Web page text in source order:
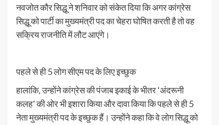
नवजोत कौर सिद्धू ने शनिवार को संकेत दिया कि अगर कांग्रेस
सिद्धू को पार्टी का मुख्यमंत्री पद का चेहरा घोषित करती है तो वह
सक्रिय राजनीति में लौट आएंगे।
पहले से ही 5 लोग सीएम पद के लिए इच्छुक
हालांकि, उन्होंने कांग्रेस की पंजाब इकाई के भीतर ‘अंदरूनी
कलह’ की ओर भी इशारा किया और दावा किया कि पहले से ही 5
नेता मुख्यमंत्री पद के इच्छुक हैं। उन्होंने कहा कि वे लोग सिद्धू को